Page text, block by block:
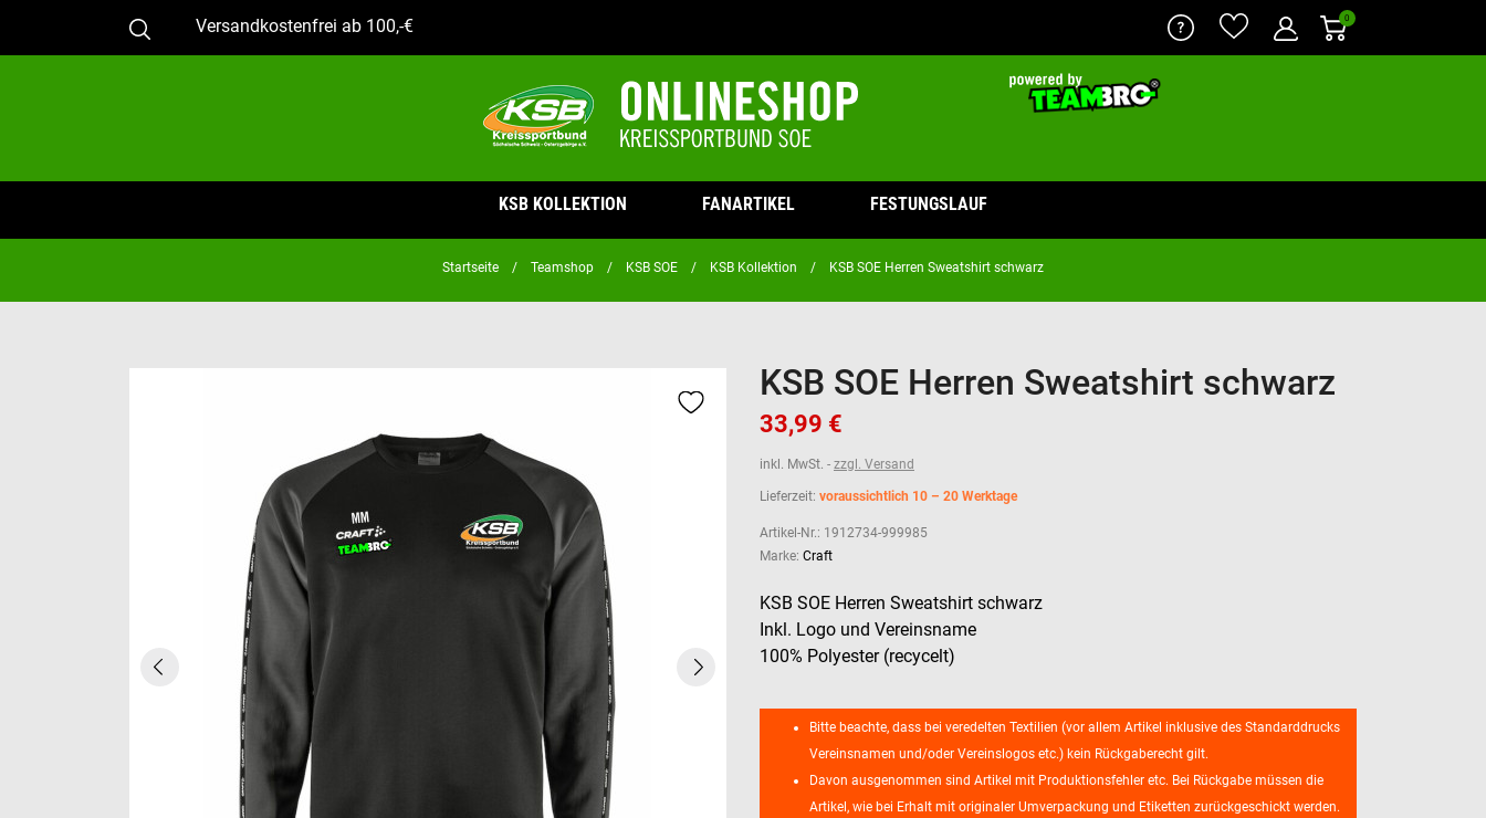
Versandkostenfrei ab 100,-€ 0
KSB KOLLEKTION FANARTIKEL FESTUNGSLAUF
Startseite Teamshop KSB SOE KSB Kollektion KSB SOE Herren Sweatshirt schwarz
KSB SOE Herren Sweatshirt schwarz
33,99 €
inkl. MwSt. zzgl. Versand
Lieferzeit: voraussichtlich 10 – 20 Werktage
Artikel-Nr.: 1912734-999985
Marke: Craft
KSB SOE Herren Sweatshirt schwarz
Inkl. Logo und Vereinsname
100% Polyester (recycelt)
Bitte beachte, dass bei veredelten Textilien (vor allem Artikel inklusive des Standarddrucks
Vereinsnamen und/oder Vereinslogos etc.) kein Rückgaberecht gilt.
Davon ausgenommen sind Artikel mit Produktionsfehler etc. Bei Rückgabe müssen die
Artikel, wie bei Erhalt mit originaler Umverpackung und Etiketten zurückgeschickt werden.